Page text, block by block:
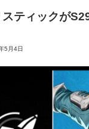
スティックが
5月4日